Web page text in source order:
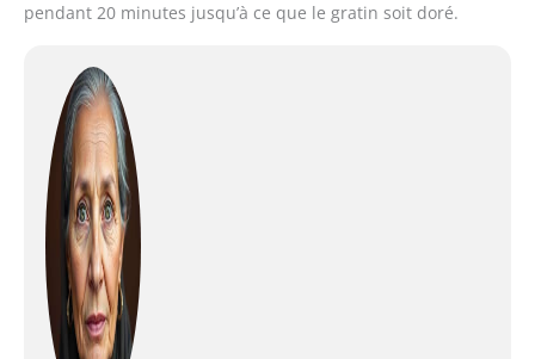
pendant 20 minutes jusqu’à ce que le gratin soit doré.